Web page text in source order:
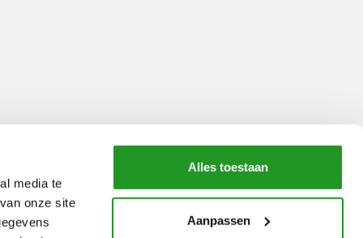
media te
onze site
Alles toestaan
Aanpassen
Veilig betalen via